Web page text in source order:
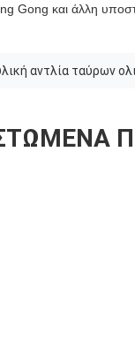
και άλλη
αντλία ταύρων